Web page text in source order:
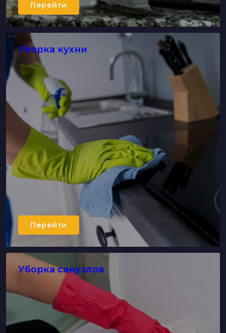
Перейти
Уборка кухни
Перейти
Уборка санузлов